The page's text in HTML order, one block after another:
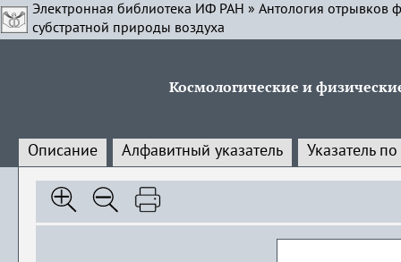
Электронная библиотека ИФ РАН » Антология отрывков
субстратной природы воздуха
Космологические и
Описание Алфавитный указатель Указатель